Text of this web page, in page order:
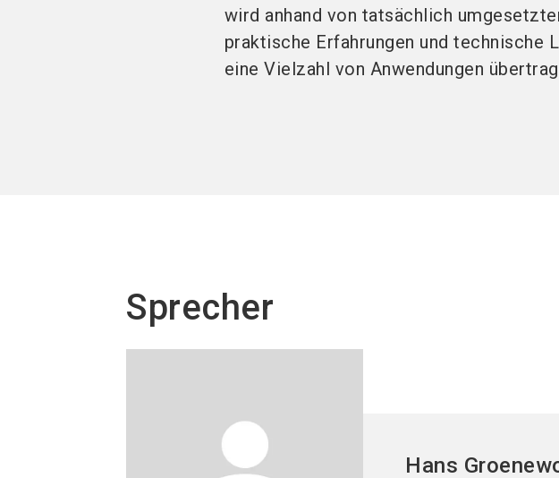
wird anhand von tatsächlich
praktische Erfahrungen und technische
eine Vielzahl von Anwendungen
Sprecher
Hans